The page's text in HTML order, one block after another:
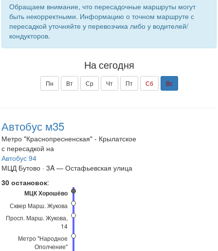
Обращаем внимание, что пересадочные маршруты могут
быть некорректными. Информацию о точном маршруте с
пересадкой уточняйте у перевозчика либо у водителей/
кондукторов.
На сегодня
Пн Вт Ср Чт Пт Сб Вс
Автобус м35
Метро "Краснопресненская" - Крылатское
с пересадкой на
Автобус 94
МЦД Бутово · 3A — Остафьевская улица
30 остановок:
МЦК Хорошёво
Сквер Марш. Жукова
Просп. Марш. Жукова,
14
Метро "Народное
Ополчение"